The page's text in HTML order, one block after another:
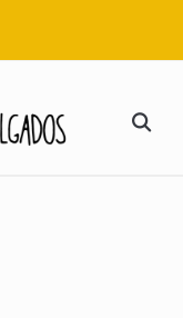
Search
for: